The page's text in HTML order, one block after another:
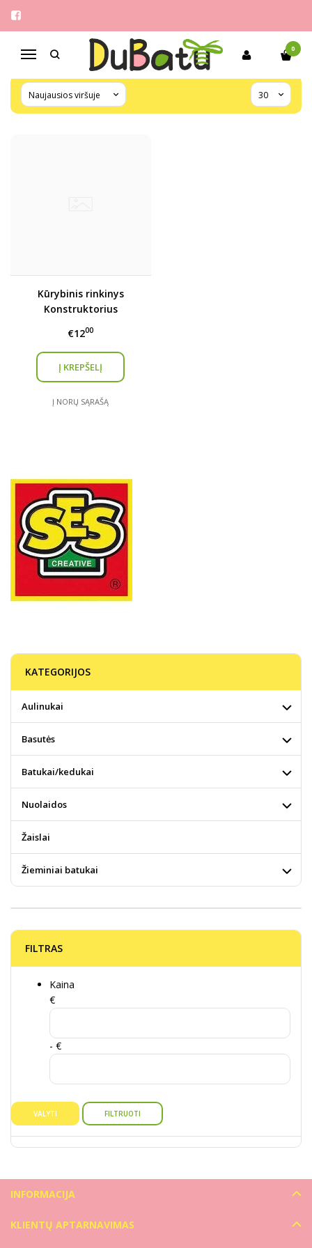
Navigacija
0
SES CREATIVE
Pagrindinis Pirkite pagal gamintoją SES creative
Kūrybinis rinkinys
Konstruktorius
€1200
Į NORŲ SĄRAŠĄ
KATEGORIJOS
Aulinukai
Basutės
Batukai/kedukai
Nuolaidos
Žaislai
Žieminiai batukai
FILTRAS
Kaina
€
- €
VALYTI FILTRUOTI
INFORMACIJA
KLIENTŲ APTARNAVIMAS